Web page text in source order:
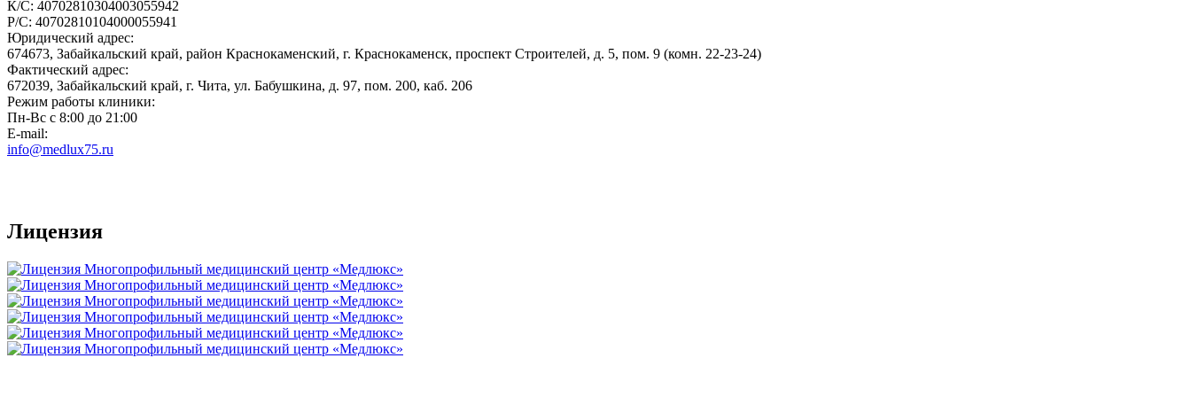
К/С: 40702810304003055942
Р/С: 40702810104000055941
Юридический адрес:
674673, Забайкальский край, район Краснокаменский, г. Краснокаменск, проспект Строителей, д. 5, пом. 9 (комн. 22-23-24)
Фактический адрес:
672039, Забайкальский край, г. Чита, ул. Бабушкина, д. 97, пом. 200, каб. 206
Режим работы клиники:
Пн-Вс с 8:00 до 21:00
E-mail:
info@medlux75.ru
Лицензия